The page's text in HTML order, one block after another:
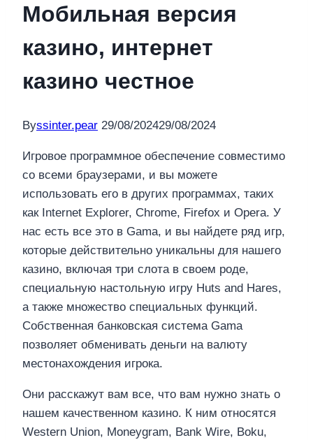
Мобильная версия
казино, интернет
казино честное
Byssinter.pear 29/08/202429/08/2024
Игровое программное обеспечение совместимо
со всеми браузерами, и вы можете
использовать его в других программах, таких
как Internet Explorer, Chrome, Firefox и Opera. У
нас есть все это в Gama, и вы найдете ряд игр,
которые действительно уникальны для нашего
казино, включая три слота в своем роде,
специальную настольную игру Huts and Hares,
а также множество специальных функций.
Собственная банковская система Gama
позволяет обменивать деньги на валюту
местонахождения игрока.
Они расскажут вам все, что вам нужно знать о
нашем качественном казино. К ним относятся
Western Union, Moneygram, Bank Wire, Boku,